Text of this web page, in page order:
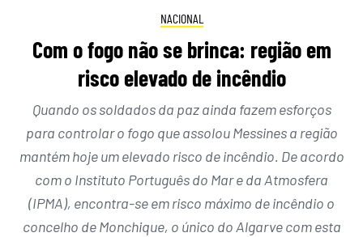
NACIONAL
Com o fogo não se brinca: região em
risco elevado de incêndio
Quando os soldados da paz ainda fazem esforços
para controlar o fogo que assolou Messines a região
mantém hoje um elevado risco de incêndio. De acordo
com o Instituto Português do Mar e da Atmosfera
(IPMA), encontra-se em risco máximo de incêndio o
concelho de Monchique, o único do Algarve com esta